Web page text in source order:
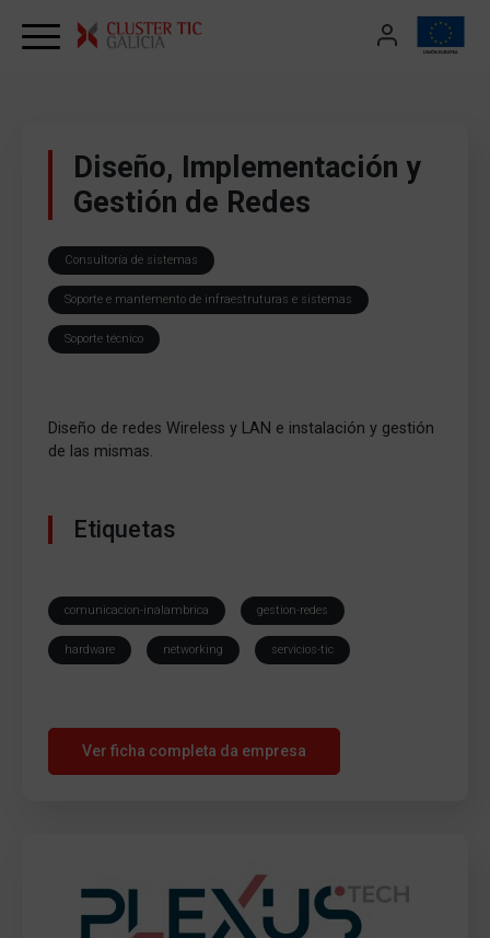
Diseño, Implementación y
Gestión de Redes
Consultoría de sistemas
Soporte e mantemento de infraestruturas e sistemas
Soporte técnico
Diseño de redes Wireless y LAN e instalación y gestión
de las mismas.
Etiquetas
comunicacion-inalambrica gestion-redes
hardware networking servicios-tic
Ver ficha completa da empresa